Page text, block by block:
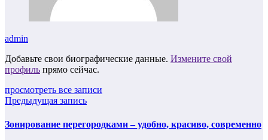
admin
Добавьте свои биографические данные. Измените свой
профиль прямо сейчас.
просмотреть все записи
Предыдущая запись
Зонирование перегородками – удобно, красиво, современно